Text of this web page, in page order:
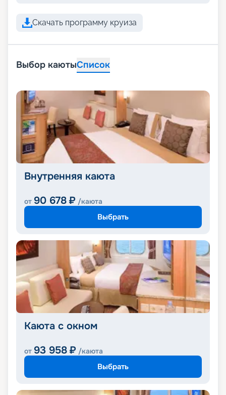
Скачать программу круиза
Выбор каютыСписок
Внутренняя каюта
от 90 678 ₽ /каюта
Выбрать
Каюта с окном
от 93 958 ₽ /каюта
Выбрать